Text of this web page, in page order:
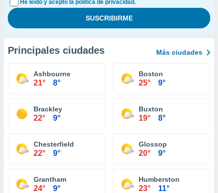
He leído y acepto la política de privacidad.
Principales ciudades Más ciudades
Ashbourne
21° 8°
Boston
25° 9°
Brackley
22° 9°
Buxton
19° 8°
Chesterfield
22° 9°
Glossop
20° 9°
Grantham
24° 9°
Humberston
23° 11°